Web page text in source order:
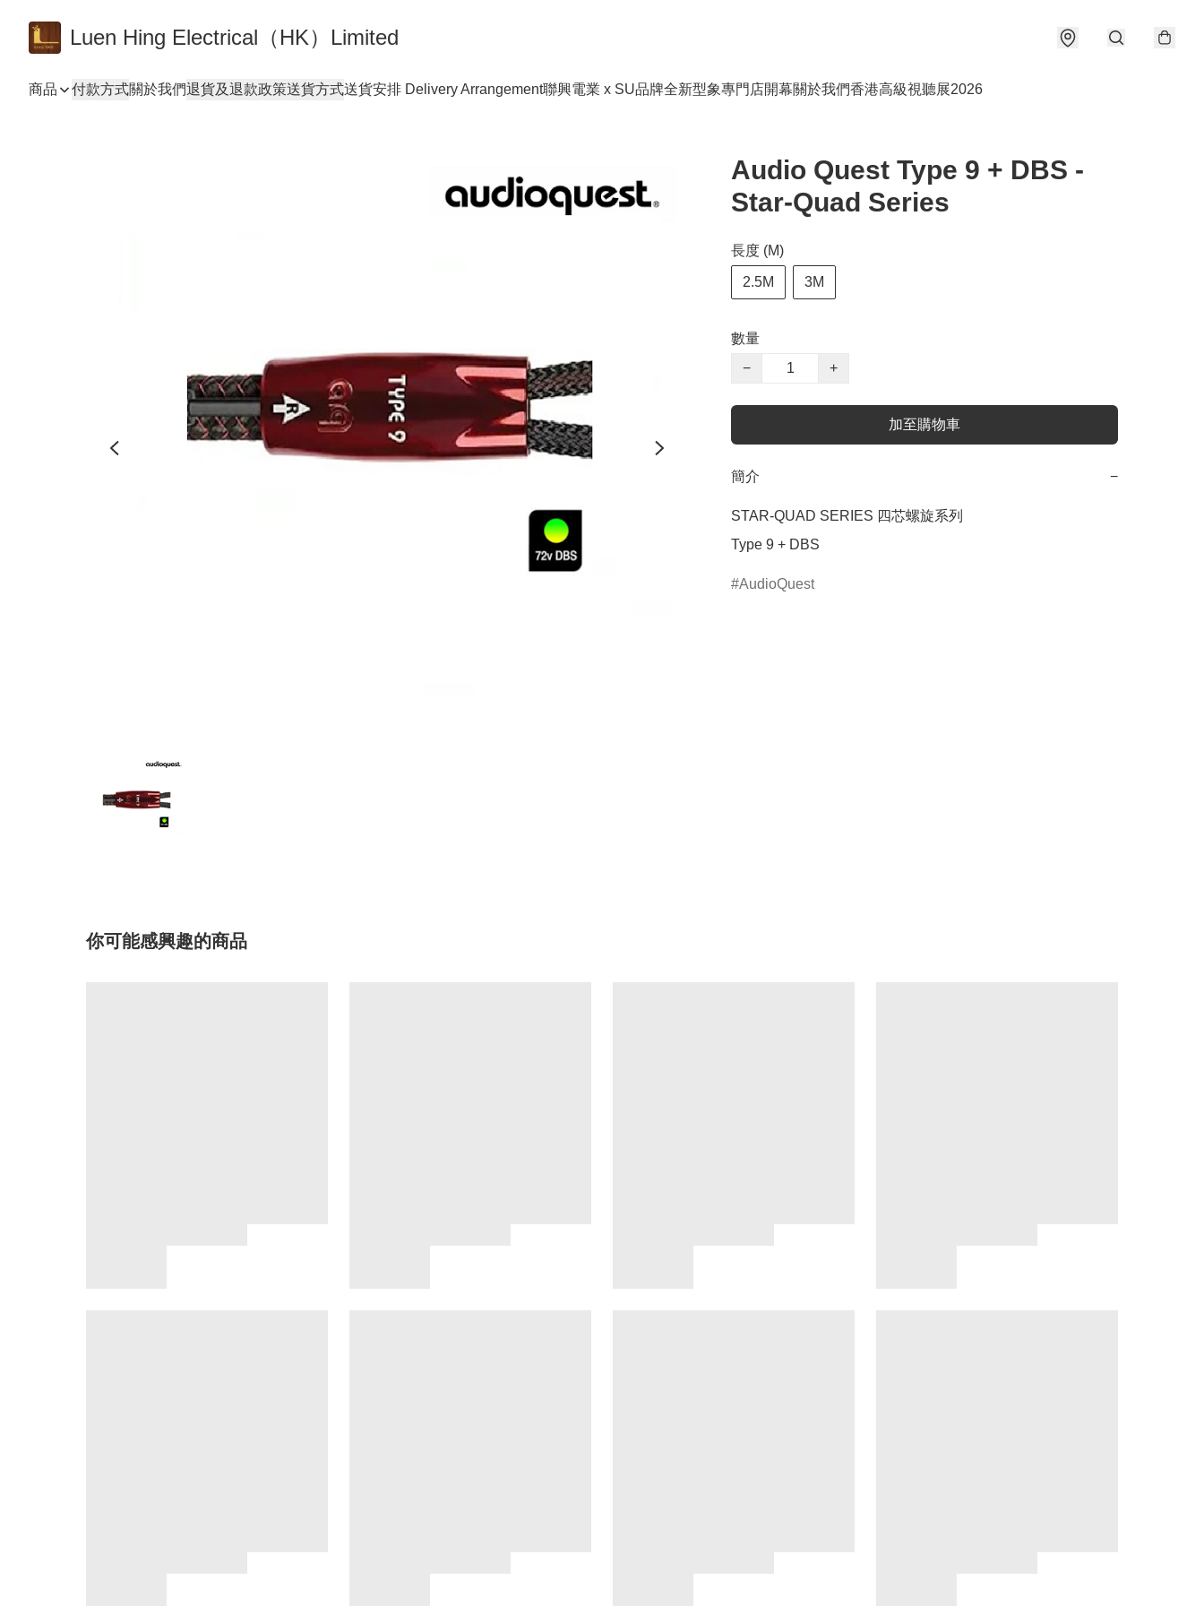
Luen Hing Electrical（HK）Limited
商品 付款方式關於我們退貨及退款政策送貨方式送貨安排 Delivery Arrangement聯興電業 x SU品牌全新型象專門店開幕關於我們香港高級視聽展2026
Audio Quest Type 9 + DBS -
Star-Quad Series
長度 (M)
2.5M 3M
數量
−
+
加至購物車
簡介 −
STAR-QUAD SERIES 四芯螺旋系列
Type 9 + DBS
AudioQuest
你可能感興趣的商品